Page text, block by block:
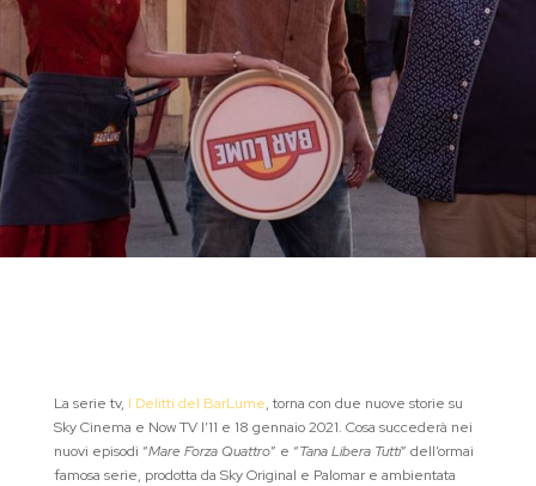
La serie tv, I Delitti del BarLume, torna con due nuove storie su
Sky Cinema e Now TV l’11 e 18 gennaio 2021. Cosa succederà nei
nuovi episodi “Mare Forza Quattro” e “Tana Libera Tutti” dell’ormai
famosa serie, prodotta da Sky Original e Palomar e ambientata